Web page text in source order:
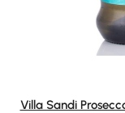
Durchschnittliche
Villa Sandi